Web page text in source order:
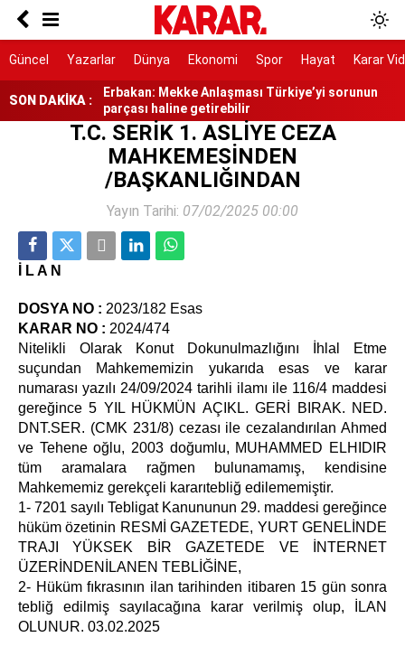
Güncel Yazarlar Dünya Ekonomi Spor Hayat Karar
SON DAKİKA :
Başpehlivan Serhat Elvan'a akaryakıt
istasyonunda saldırı
Kullanılmayan hizmetin faturası da geldi
Erbakan: Mekke Anlaşması Türkiye’yi sorunun
parçası haline getirebilir
Zonguldak’ta işçi servisi ile otomobil çarpıştı: 4
yaralı
Ablasını kurtarmak için denize girdi, hayatını
gözaltında
T.C. SERİK 1. ASLİYE CEZA
MAHKEMESİNDEN
/BAŞKANLIĞINDAN
Yayın Tarihi: 07/02/2025 00:00
İ L A N
DOSYA NO : 2023/182 Esas
KARAR NO : 2024/474
Nitelikli Olarak Konut Dokunulmazlığını İhlal Etme
suçundan Mahkememizin yukarıda esas ve karar
numarası yazılı 24/09/2024 tarihli ilamı ile 116/4 maddesi
gereğince 5 YIL HÜKMÜN AÇIKL. GERİ BIRAK. NED.
DNT.SER. (CMK 231/8) cezası ile cezalandırılan Ahmed
ve Tehene oğlu, 2003 doğumlu, MUHAMMED ELHIDIR
tüm aramalara rağmen bulunamamış, kendisine
Mahkememiz gerekçeli kararıtebliğ edilememiştir.
1- 7201 sayılı Tebligat Kanununun 29. maddesi gereğince
hüküm özetinin RESMİ GAZETEDE, YURT GENELİNDE
TRAJI YÜKSEK BİR GAZETEDE VE İNTERNET
ÜZERİNDENİLANEN TEBLİĞİNE,
2- Hüküm fıkrasının ilan tarihinden itibaren 15 gün sonra
tebliğ edilmiş sayılacağına karar verilmiş olup, İLAN
OLUNUR. 03.02.2025